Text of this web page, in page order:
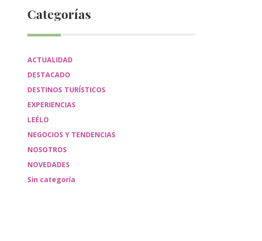
Categorías
ACTUALIDAD
DESTACADO
DESTINOS TURÍSTICOS
EXPERIENCIAS
LEÉLO
NEGOCIOS Y TENDENCIAS
NOSOTROS
NOVEDADES
Sin categoría